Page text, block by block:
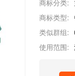
商标分类:
商标类型:
类似群组:
使用范围: